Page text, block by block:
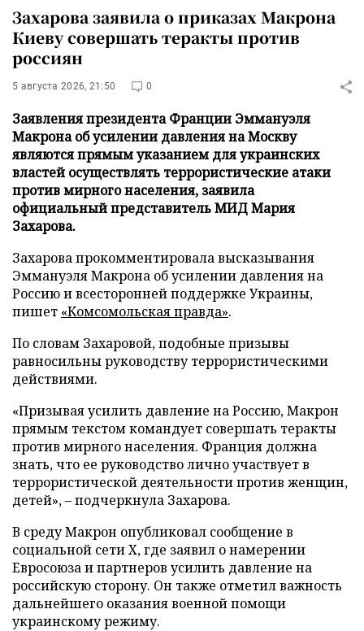
Захарова заявила о приказах Макрона
Киеву совершать теракты против
россиян
5 августа 2026, 21:50 0
Заявления президента Франции Эммануэля
Макрона об усилении давления на Москву
являются прямым указанием для украинских
властей осуществлять террористические атаки
против мирного населения, заявила
официальный представитель МИД Мария
Захарова.
Захарова прокомментировала высказывания
Эммануэля Макрона об усилении давления на
Россию и всесторонней поддержке Украины,
пишет «Комсомольская правда».
По словам Захаровой, подобные призывы
равносильны руководству террористическими
действиями.
«Призывая усилить давление на Россию, Макрон
прямым текстом командует совершать теракты
против мирного населения. Франция должна
знать, что ее руководство лично участвует в
террористической деятельности против женщин,
детей», – подчеркнула Захарова.
В среду Макрон опубликовал сообщение в
социальной сети X, где заявил о намерении
Евросоюза и партнеров усилить давление на
российскую сторону. Он также отметил важность
дальнейшего оказания военной помощи
украинскому режиму.